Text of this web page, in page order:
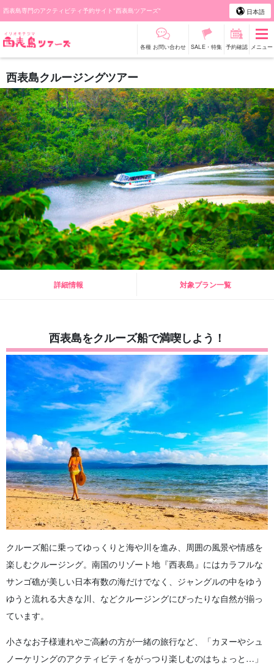
西表島専門のアクティビティ予約サイト"西表島ツアーズ" 日本語
各種 お問い合わせ SALE・特集 予約確認 メニュー
西表島クルージングツアー
詳細情報 対象プラン一覧
西表島をクルーズ船で満喫しよう！
クルーズ船に乗ってゆっくりと海や川を進み、周囲の風景や情感を
楽しむクルージング。南国のリゾート地『西表島』にはカラフルな
サンゴ礁が美しい日本有数の海だけでなく、ジャングルの中をゆう
ゆうと流れる大きな川、などクルージングにぴったりな自然が揃っ
ています。
小さなお子様連れやご高齢の方が一緒の旅行など、「カヌーやシュ
ノーケリングのアクティビティをがっつり楽しむのはちょっと…」